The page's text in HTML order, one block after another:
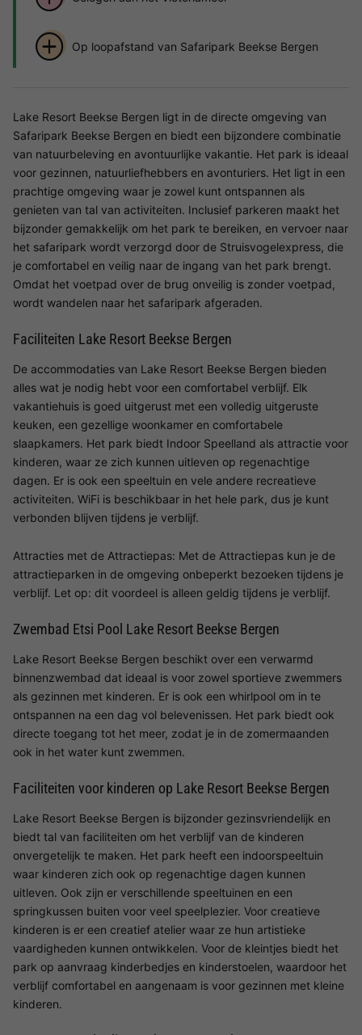
Op loopafstand van Safaripark Beekse Bergen
Lake Resort Beekse Bergen ligt in de directe omgeving van
Safaripark Beekse Bergen en biedt een bijzondere combinatie
van natuurbeleving en avontuurlijke vakantie. Het park is ideaal
voor gezinnen, natuurliefhebbers en avonturiers. Het ligt in een
prachtige omgeving waar je zowel kunt ontspannen als
genieten van tal van activiteiten. Inclusief parkeren maakt het
bijzonder gemakkelijk om het park te bereiken, en vervoer naar
het safaripark wordt verzorgd door de Struisvogelexpress, die
je comfortabel en veilig naar de ingang van het park brengt.
Omdat het voetpad over de brug onveilig is zonder voetpad,
wordt wandelen naar het safaripark afgeraden.
Faciliteiten Lake Resort Beekse Bergen
De accommodaties van Lake Resort Beekse Bergen bieden
alles wat je nodig hebt voor een comfortabel verblijf. Elk
vakantiehuis is goed uitgerust met een volledig uitgeruste
keuken, een gezellige woonkamer en comfortabele
slaapkamers. Het park biedt Indoor Speelland als attractie voor
kinderen, waar ze zich kunnen uitleven op regenachtige
dagen. Er is ook een speeltuin en vele andere recreatieve
activiteiten. WiFi is beschikbaar in het hele park, dus je kunt
verbonden blijven tijdens je verblijf.
Attracties met de Attractiepas: Met de Attractiepas kun je de
attractieparken in de omgeving onbeperkt bezoeken tijdens je
verblijf. Let op: dit voordeel is alleen geldig tijdens je verblijf.
Zwembad Etsi Pool Lake Resort Beekse Bergen
Lake Resort Beekse Bergen beschikt over een verwarmd
binnenzwembad dat ideaal is voor zowel sportieve zwemmers
als gezinnen met kinderen. Er is ook een whirlpool om in te
ontspannen na een dag vol belevenissen. Het park biedt ook
directe toegang tot het meer, zodat je in de zomermaanden
ook in het water kunt zwemmen.
Faciliteiten voor kinderen op Lake Resort Beekse Bergen
Lake Resort Beekse Bergen is bijzonder gezinsvriendelijk en
biedt tal van faciliteiten om het verblijf van de kinderen
onvergetelijk te maken. Het park heeft een indoorspeeltuin
waar kinderen zich ook op regenachtige dagen kunnen
uitleven. Ook zijn er verschillende speeltuinen en een
springkussen buiten voor veel speelplezier. Voor creatieve
kinderen is er een creatief atelier waar ze hun artistieke
vaardigheden kunnen ontwikkelen. Voor de kleintjes biedt het
park op aanvraag kinderbedjes en kinderstoelen, waardoor het
verblijf comfortabel en aangenaam is voor gezinnen met kleine
kinderen.